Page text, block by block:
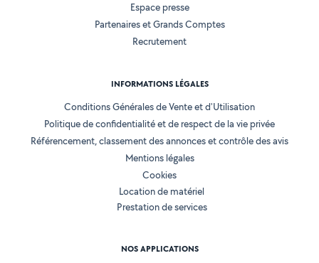
Espace presse
Partenaires et Grands Comptes
Recrutement
INFORMATIONS LÉGALES
Conditions Générales de Vente et d'Utilisation
Politique de confidentialité et de respect de la vie privée
Référencement, classement des annonces et contrôle des avis
Mentions légales
Cookies
Location de matériel
Prestation de services
NOS APPLICATIONS